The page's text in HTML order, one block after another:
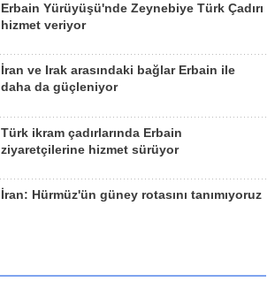
Erbain Yürüyüşü'nde Zeynebiye Türk Çadırı
hizmet veriyor
İran ve Irak arasındaki bağlar Erbain ile
daha da güçleniyor
Türk ikram çadırlarında Erbain
ziyaretçilerine hizmet sürüyor
İran: Hürmüz'ün güney rotasını tanımıyoruz